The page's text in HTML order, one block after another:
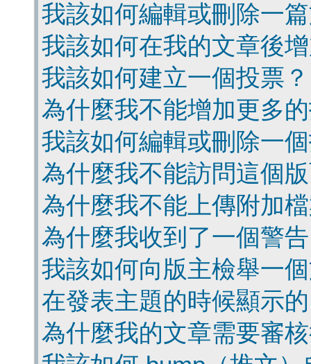
我該如何編輯或刪除一
我該如何在我的文章後
我該如何建立一個投票？
為什麼我不能增加更多
我該如何編輯或刪除一
為什麼我不能訪問這個
為什麼我不能上傳附加
為什麼我收到了一個警
我該如何向版主檢舉一
在發表主題的時候顯示
為什麼我的文章需要審